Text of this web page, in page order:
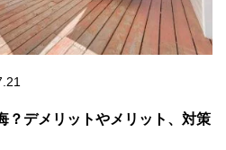
？デメリットやメリット、対策